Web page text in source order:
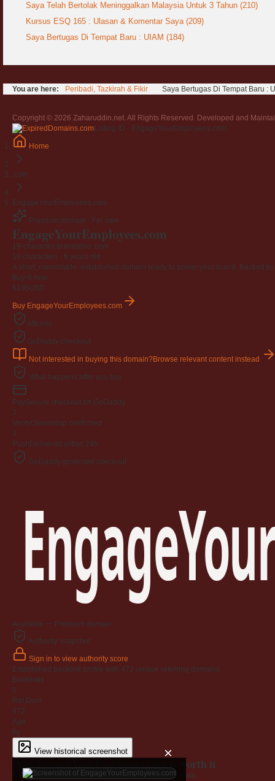
Saya Telah Bertolak Meninggalkan Malaysia Untuk 3 Tahun (210)
Kursus ESQ 165 : Ulasan & Komentar Saya (209)
Saya Bertugas Di Tempat Baru : UIAM (184)
You are here: Peribadi, Tazkirah & Fikir Saya Bertugas Di Tempat Baru :
Copyright © 2026 Zaharuddin.net. All Rights Reserved. Developed and
Listing ID · EngageYourEmployees.com
Home
.com
EngageYourEmployees.com
Premium domain · For sale
EngageYourEmployees.com
19-character brandable .com
19 characters · 6 years old
A short, memorable, established domain ready to power your brand. Backed
Buy-it-now
$195USD
Buy EngageYourEmployees.com
Afternic
GoDaddy checkout
Not interested in buying this domain?Browse relevant content instead
What happens after you buy
PaySecure checkout on GoDaddy
2
VerifyOwnership confirmed
3
Push Delivered within 24h
GoDaddy-protected checkout
Available — Premium domain
Authority snapshot
Sign in to view authority score
Established backlink profile with 472 unique referring domains.
Backlinks
0
Ref Dom
472
Age
6y
View historical screenshot ×
Why EngageYourEmployees.com is worth it
Every claim below is backed by verified third-party data.